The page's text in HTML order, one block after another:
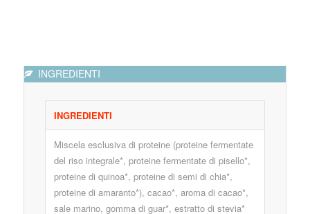
INGREDIENTI
INGREDIENTI
Miscela esclusiva di proteine (proteine fermentate
del riso integrale*, proteine fermentate di pisello*,
proteine di quinoa*, proteine di semi di chia*,
proteine di amaranto*), cacao*, aroma di cacao*,
sale marino, gomma di guar*, estratto di stevia*